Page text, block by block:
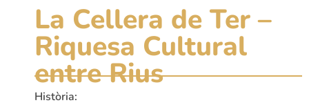
La Cellera de Ter –
Riquesa Cultural
entre Rius
Història: